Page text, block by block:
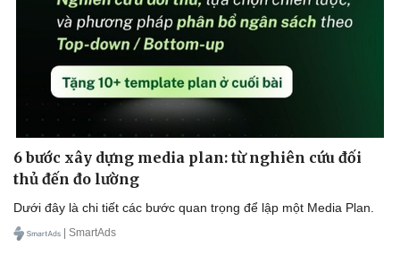
6 bước xây dựng media plan: từ nghiên cứu đối
thủ đến đo lường
Dưới đây là chi tiết các bước quan trọng để lập một Media Plan.
| SmartAds